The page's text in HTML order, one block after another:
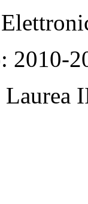
: 2010-